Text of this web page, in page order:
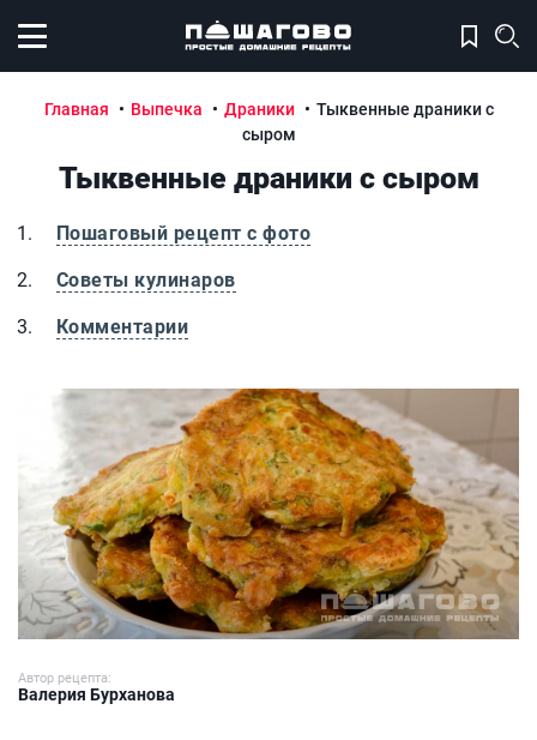
Открыть меню
Главная Выпечка Драники
Тыквенные драники с
сыром
Тыквенные драники с сыром
Пошаговый рецепт с фото
Советы кулинаров
Комментарии
Тыквенные драники с сыром
Автор рецепта:
Валерия Бурханова